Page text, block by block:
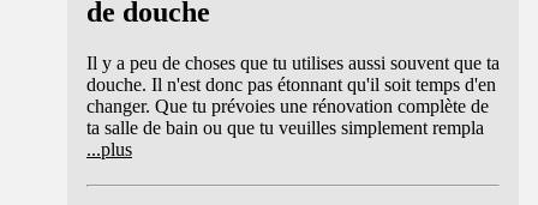
de douche
Il y a peu de choses que tu utilises aussi souvent que ta
douche. Il n'est donc pas étonnant qu'il soit temps d'en
changer. Que tu prévoies une rénovation complète de
ta salle de bain ou que tu veuilles simplement rempla
...plus